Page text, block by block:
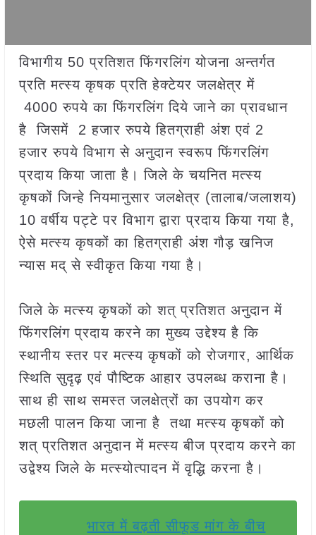
विभागीय 50 प्रतिशत फिंगरलिंग योजना अन्तर्गत
प्रति मत्स्य कृषक प्रति हेक्टेयर जलक्षेत्र में
4000 रुपये का फिंगरलिंग दिये जाने का प्रावधान
है जिसमें 2 हजार रुपये हितग्राही अंश एवं 2
हजार रुपये विभाग से अनुदान स्वरूप फिंगरलिंग
प्रदाय किया जाता है। जिले के चयनित मत्स्य
कृषकों जिन्हे नियमानुसार जलक्षेत्र (तालाब/जलाशय)
10 वर्षीय पट्टे पर विभाग द्वारा प्रदाय किया गया है,
ऐसे मत्स्य कृषकों का हितग्राही अंश गौड़ खनिज
न्यास मद् से स्वीकृत किया गया है।
जिले के मत्स्य कृषकों को शत् प्रतिशत अनुदान में
फिंगरलिंग प्रदाय करने का मुख्य उद्देश्य है कि
स्थानीय स्तर पर मत्स्य कृषकों को रोजगार, आर्थिक
स्थिति सुदृढ़ एवं पौष्टिक आहार उपलब्ध कराना है।
साथ ही साथ समस्त जलक्षेत्रों का उपयोग कर
मछली पालन किया जाना है तथा मत्स्य कृषकों को
शत् प्रतिशत अनुदान में मत्स्य बीज प्रदाय करने का
उद्वेश्य जिले के मत्स्योत्पादन में वृद्धि करना है।
भारत में बढ़ती सीफूड मांग के बीच